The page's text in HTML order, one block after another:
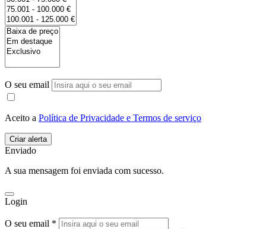
O seu email
Aceito a Política de Privacidade e Termos de serviço
Enviado
A sua mensagem foi enviada com sucesso.
Login
O seu email *